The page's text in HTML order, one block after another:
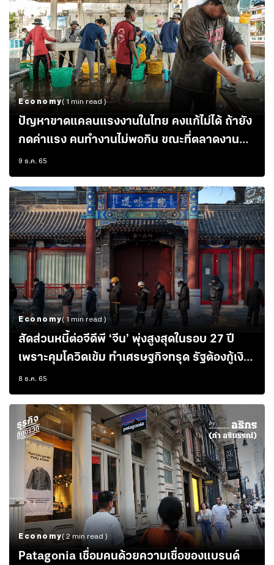
Economy( 1 min read )
ปัญหาขาดแคลนแรงงานในไทย คงแก้ไม่ได้ ถ้ายัง
กดค่าแรง คนทำงานไม่พอกิน ขณะที่ตลาดงาน
ต่างประเทศจ่ายเงินดีกว่า
9 ธ.ค. 65
Economy( 1 min read )
สัดส่วนหนี้ต่อจีดีพี ‘จีน’ พุ่งสูงสุดในรอบ 27 ปี
เพราะคุมโควิดเข้ม ทำเศรษฐกิจทรุด รัฐต้องกู้เงิน
ทุ่มกระตุ้นเศรษฐกิจ
8 ธ.ค. 65
Economy( 2 min read )
Patagonia เชื่อมคนด้วยความเชื่อของแบรนด์